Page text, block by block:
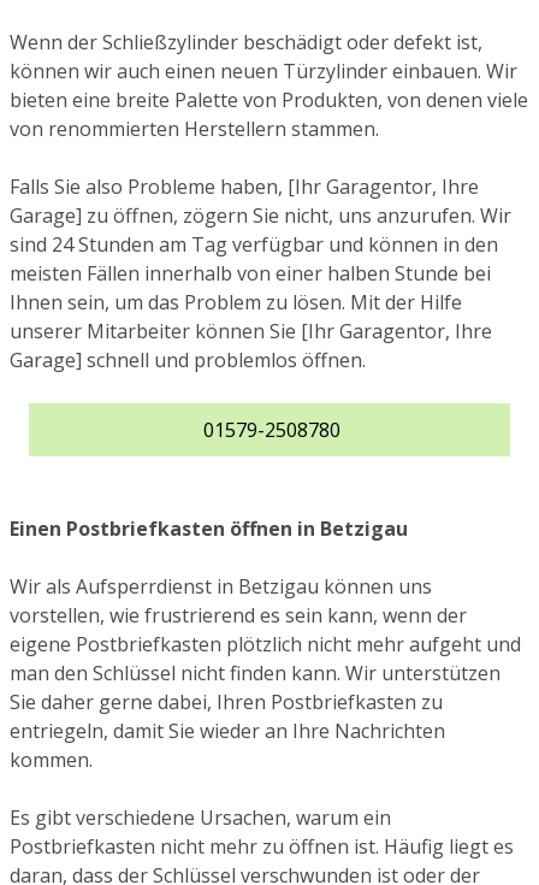
Wenn der Schließzylinder beschädigt oder defekt ist,
können wir auch einen neuen Türzylinder einbauen. Wir
bieten eine breite Palette von Produkten, von denen viele
von renommierten Herstellern stammen.
Falls Sie also Probleme haben, [Ihr Garagentor, Ihre
Garage] zu öffnen, zögern Sie nicht, uns anzurufen. Wir
sind 24 Stunden am Tag verfügbar und können in den
meisten Fällen innerhalb von einer halben Stunde bei
Ihnen sein, um das Problem zu lösen. Mit der Hilfe
unserer Mitarbeiter können Sie [Ihr Garagentor, Ihre
Garage] schnell und problemlos öffnen.
01579-2508780
Einen Postbriefkasten öffnen in Betzigau
Wir als Aufsperrdienst in Betzigau können uns
vorstellen, wie frustrierend es sein kann, wenn der
eigene Postbriefkasten plötzlich nicht mehr aufgeht und
man den Schlüssel nicht finden kann. Wir unterstützen
Sie daher gerne dabei, Ihren Postbriefkasten zu
entriegeln, damit Sie wieder an Ihre Nachrichten
kommen.
Es gibt verschiedene Ursachen, warum ein
Postbriefkasten nicht mehr zu öffnen ist. Häufig liegt es
daran, dass der Schlüssel verschwunden ist oder der